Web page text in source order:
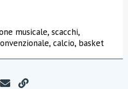
musicale, scacchi,
calcio, basket
e-mail